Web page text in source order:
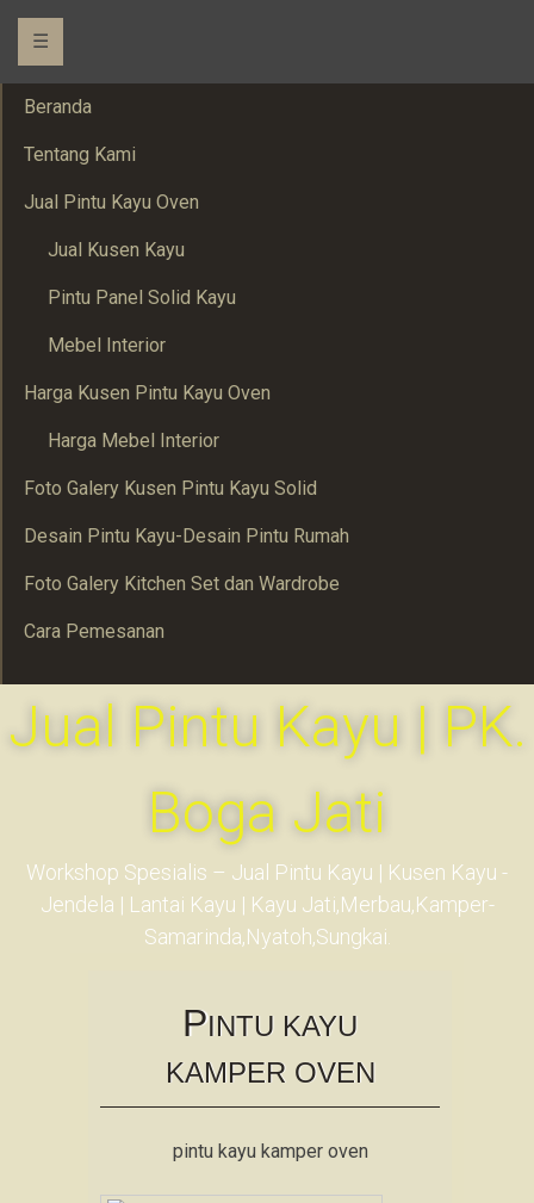
☰
Beranda
Tentang Kami
Jual Pintu Kayu Oven
Jual Kusen Kayu
Pintu Panel Solid Kayu
Mebel Interior
Harga Kusen Pintu Kayu Oven
Harga Mebel Interior
Foto Galery Kusen Pintu Kayu Solid
Desain Pintu Kayu-Desain Pintu Rumah
Foto Galery Kitchen Set dan Wardrobe
Cara Pemesanan
Jual Pintu Kayu | PK.
Boga Jati
Workshop Spesialis – Jual Pintu Kayu | Kusen Kayu -
Jendela | Lantai Kayu | Kayu Jati,Merbau,Kamper-
Samarinda,Nyatoh,Sungkai.
PINTU KAYU
KAMPER OVEN
pintu kayu kamper oven